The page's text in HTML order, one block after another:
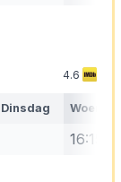
4.6
Dinsdag
16:15